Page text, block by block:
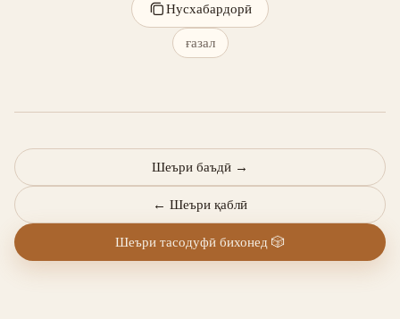
Нусхабардорӣ
ғазал
← Шеъри қаблӣ
Шеъри баъдӣ →
Шеъри тасодуфӣ бихонед 🎲